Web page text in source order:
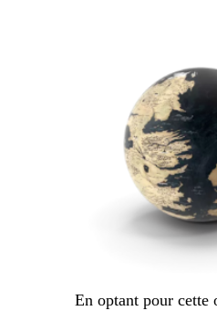
En optant pour cette